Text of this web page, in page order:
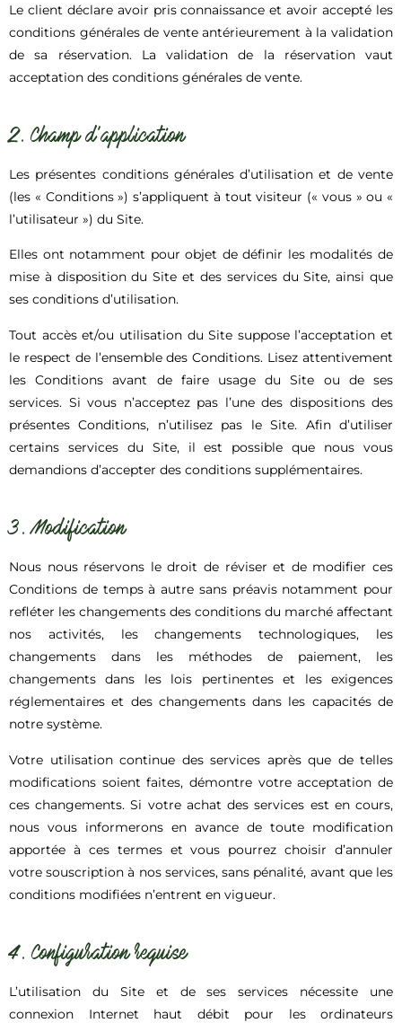
Le client déclare avoir pris connaissance et avoir accepté les
conditions générales de vente antérieurement à la validation
de sa réservation. La validation de la réservation vaut
acceptation des conditions générales de vente.
2. Champ d’application
Les présentes conditions générales d’utilisation et de vente
(les « Conditions ») s’appliquent à tout visiteur (« vous » ou «
l’utilisateur ») du Site.
Elles ont notamment pour objet de définir les modalités de
mise à disposition du Site et des services du Site, ainsi que
ses conditions d’utilisation.
Tout accès et/ou utilisation du Site suppose l’acceptation et
le respect de l’ensemble des Conditions. Lisez attentivement
les Conditions avant de faire usage du Site ou de ses
services. Si vous n’acceptez pas l’une des dispositions des
présentes Conditions, n’utilisez pas le Site. Afin d’utiliser
certains services du Site, il est possible que nous vous
demandions d’accepter des conditions supplémentaires.
3. Modification
Nous nous réservons le droit de réviser et de modifier ces
Conditions de temps à autre sans préavis notamment pour
refléter les changements des conditions du marché affectant
nos activités, les changements technologiques, les
changements dans les méthodes de paiement, les
changements dans les lois pertinentes et les exigences
réglementaires et des changements dans les capacités de
notre système.
Votre utilisation continue des services après que de telles
modifications soient faites, démontre votre acceptation de
ces changements. Si votre achat des services est en cours,
nous vous informerons en avance de toute modification
apportée à ces termes et vous pourrez choisir d’annuler
votre souscription à nos services, sans pénalité, avant que les
conditions modifiées n’entrent en vigueur.
4. Configuration requise
L’utilisation du Site et de ses services nécessite une
connexion Internet haut débit pour les ordinateurs